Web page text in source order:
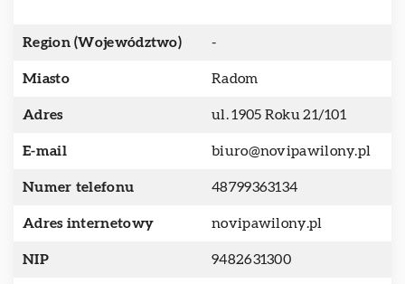
Region (Województwo) -
Miasto Radom
Adres ul. 1905 Roku 21/101
E-mail biuro@novipawilony.pl
Numer telefonu 48799363134
Adres internetowy novipawilony.pl
NIP 9482631300